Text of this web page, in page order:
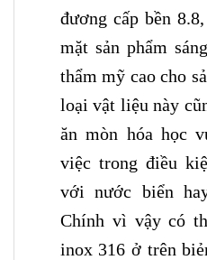
đương cấp bền
mặt sản phẩm
thẩm mỹ cao cho
loại vật liệu này
ăn mòn hóa học
việc trong điều
với nước biển
Chính vì vậy có
inox 316 ở trên